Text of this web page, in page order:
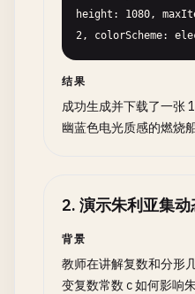
height: 1080,
2, colorScheme:
结果
成功生成并下载了一张
幽蓝色电光质感的燃烧
2. 演示朱利亚集动
背景
教师在讲解复数和分形
变复数常数 c 如何影响